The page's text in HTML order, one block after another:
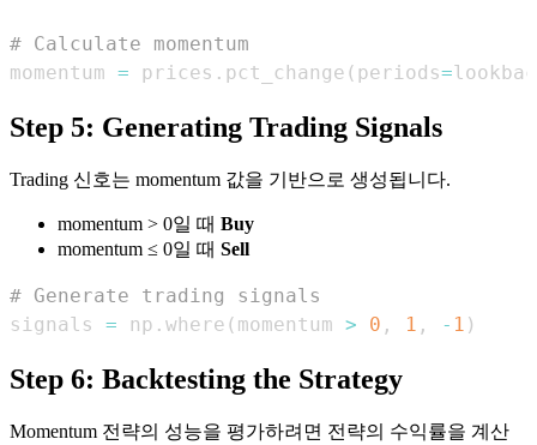
# Calculate momentum
momentum = prices . pct_change ( periods=
Step 5: Generating Trading Signals
Trading 신호는 momentum 값을 기반으로 생성됩니다.
momentum > 0일 때 Buy
momentum ≤ 0일 때 Sell
# Generate trading signals
signals = np . where ( momentum > 0 , 1 , - 1 )
Step 6: Backtesting the Strategy
Momentum 전략의 성능을 평가하려면 전략의 수익률을 계산